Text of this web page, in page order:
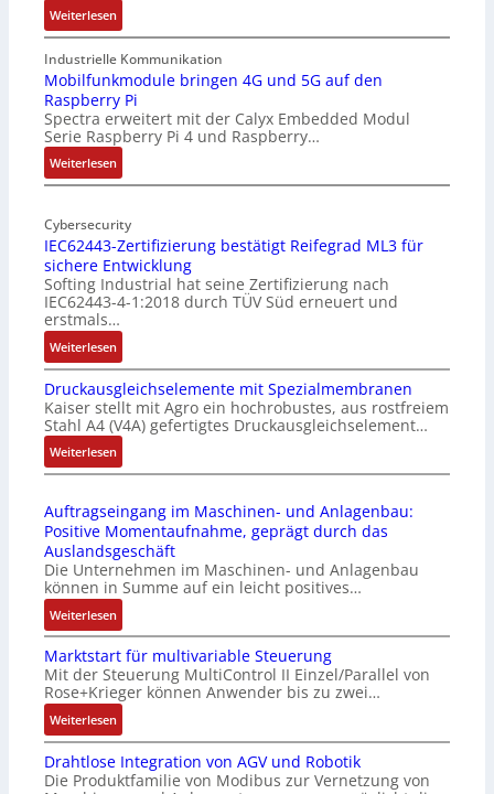
Weiterlesen:
1
9
-
Z
o
l
l
-
n
d
u
s
t
r
i
e
-
P
C
l
ä
s
t
s
i
c
h
f
l
e
x
i
b
e
l
Industrielle Kommunikation
Mobilfunkmodule bringen 4G und 5G auf den
Raspberry Pi
Spectra erweitert mit der Calyx Embedded Modul
Serie Raspberry Pi 4 und Raspberry…
Weiterlesen:
M
b
i
l
f
u
n
k
m
o
d
u
l
e
r
i
n
g
e
n
G
u
n
d
5
G
a
Cybersecurity
IEC62443-Zertifizierung bestätigt Reifegrad ML3 für
sichere Entwicklung
Softing Industrial hat seine Zertifizierung nach
IEC62443-4-1:2018 durch TÜV Süd erneuert und
erstmals…
Weiterlesen:
I
E
6
2
4
3
-
Z
e
r
t
i
f
i
z
i
e
u
Druckausgleichselemente mit Spezialmembranen
Kaiser stellt mit Agro ein hochrobustes, aus rostfreiem
Stahl A4 (V4A) gefertigtes Druckausgleichselement…
Weiterlesen:
D
u
c
k
a
u
s
g
l
e
i
c
h
e
Auftragseingang im Maschinen- und Anlagenbau:
Positive Momentaufnahme, geprägt durch das
Auslandsgeschäft
Die Unternehmen im Maschinen- und Anlagenbau
können in Summe auf ein leicht positives…
Weiterlesen:
A
u
f
t
r
a
g
s
Marktstart für multivariable Steuerung
Mit der Steuerung MultiControl II Einzel/Parallel von
Rose+Krieger können Anwender bis zu zwei…
Weiterlesen:
M
a
r
Drahtlose Integration von AGV und Robotik
Die Produktfamilie von Modibus zur Vernetzung von